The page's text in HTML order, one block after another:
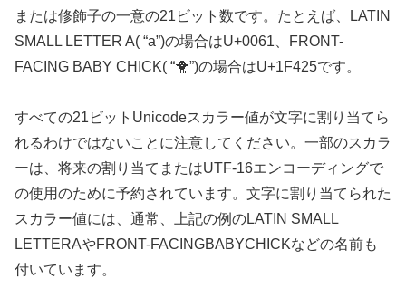
または修飾子の一意の21ビット数です。たとえば、LATIN
SMALL LETTER A( “a”)の場合はU+0061、FRONT-
FACING BABY CHICK( “🐥”)の場合はU+1F425です。
すべての21ビットUnicodeスカラー値が文字に割り当てら
れるわけではないことに注意してください。一部のスカラ
ーは、将来の割り当てまたはUTF-16エンコーディングで
の使用のために予約されています。文字に割り当てられた
スカラー値には、通常、上記の例のLATIN SMALL
LETTERAやFRONT-FACINGBABYCHICKなどの名前も
付いています。